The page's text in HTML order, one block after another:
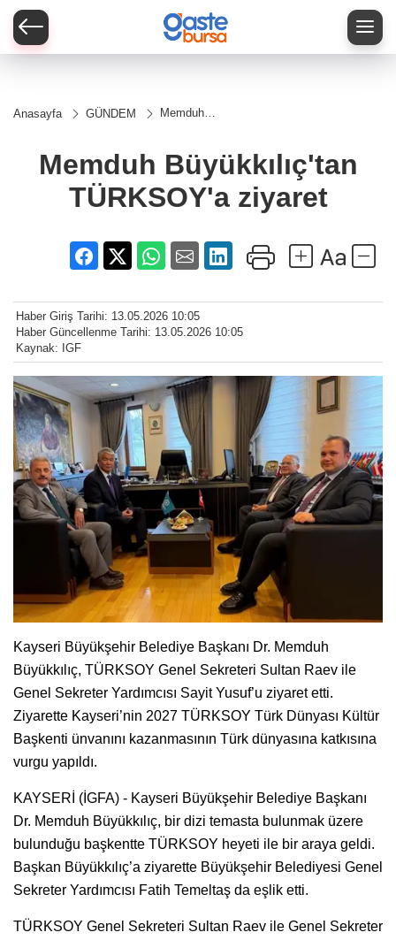
Anasayfa GÜNDEM
Memduh
ziyaret
Memduh Büyükkılıç'tan
TÜRKSOY'a ziyaret
Haber Giriş Tarihi: 13.05.2026 10:05
Haber Güncellenme Tarihi: 13.05.2026 10:05
Kaynak: IGF
Kayseri Büyükşehir Belediye Başkanı Dr. Memduh
Büyükkılıç, TÜRKSOY Genel Sekreteri Sultan Raev ile
Genel Sekreter Yardımcısı Sayit Yusuf’u ziyaret etti.
Ziyarette Kayseri’nin 2027 TÜRKSOY Türk Dünyası Kültür
Başkenti ünvanını kazanmasının Türk dünyasına katkısına
vurgu yapıldı.
KAYSERİ (İGFA) - Kayseri Büyükşehir Belediye Başkanı
Dr. Memduh Büyükkılıç, bir dizi temasta bulunmak üzere
bulunduğu başkentte TÜRKSOY heyeti ile bir araya geldi.
Başkan Büyükkılıç’a ziyarette Büyükşehir Belediyesi Genel
Sekreter Yardımcısı Fatih Temeltaş da eşlik etti.
TÜRKSOY Genel Sekreteri Sultan Raev ile Genel Sekreter